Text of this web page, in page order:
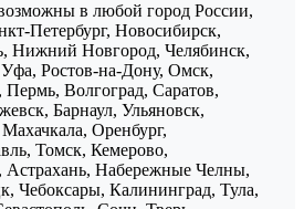
в любой город России,
Петербург, Новосибирск,
Нижний Новгород, Челябинск,
Ростов-на-Дону, Омск,
Волгоград, Саратов,
Барнаул, Ульяновск,
Оренбург,
Томск, Кемерово,
Астрахань, Набережные Челны,
Чебоксары, Калининград, Тула,